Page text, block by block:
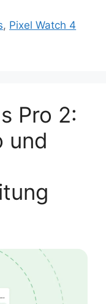
, Pixel Watch 4
Pro 2:
und